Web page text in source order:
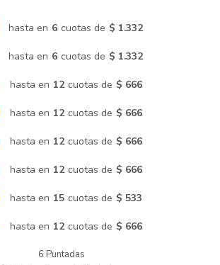
hasta en 6 cuotas de $ 1.332
hasta en 6 cuotas de $ 1.332
hasta en 12 cuotas de $ 666
hasta en 12 cuotas de $ 666
hasta en 12 cuotas de $ 666
hasta en 12 cuotas de $ 666
hasta en 15 cuotas de $ 533
hasta en 12 cuotas de $ 666
6 Puntadas